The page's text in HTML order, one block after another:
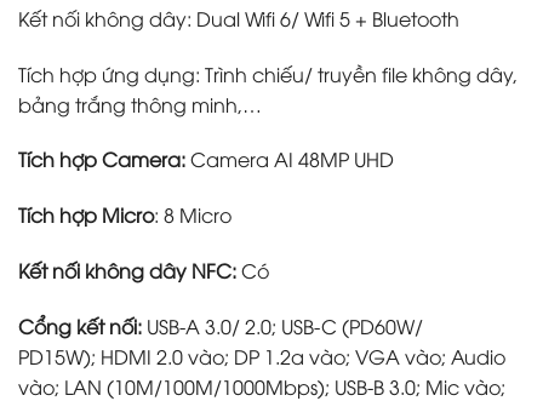
Kết nối không dây: Dual Wifi 6/ Wifi 5 + Bluetooth
Tích hợp ứng dụng: Trình chiếu/ truyền file không dây,
bảng trắng thông minh,…
Tích hợp Camera:Camera AI 48MP UHD
Tích hợp Micro: 8 Micro
Kết nối không dây NFC:Có
Cổng kết nối: USB-A 3.0/ 2.0; USB-C (PD60W/
PD15W); HDMI 2.0 vào; DP 1.2a vào; VGA vào; Audio
vào; LAN (10M/100M/1000Mbps); USB-B 3.0; Mic vào;